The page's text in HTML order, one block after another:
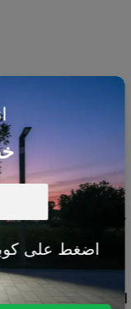
اضغط على
بالرياض
متخصصة في
حلول السمارت
هوم، أنظمة
الطاقة
الشمسية،
الإضاءة الداخلية